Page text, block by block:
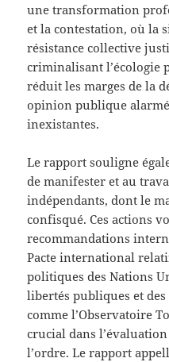
une transformation
et la contestation, où la
résistance collective
criminalisant l’écologie
réduit les marges de la
opinion publique
inexistantes.
Le rapport souligne
de manifester et au
indépendants, dont le
confisqué. Ces actions
recommandations
Pacte international
politiques des Nations
libertés publiques et
comme l’Observatoire
crucial dans
l’ordre. Le rapport